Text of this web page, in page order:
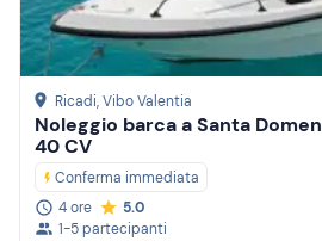
Ricadi, Vibo Valentia
Noleggio barca a Santa
40 CV
Conferma immediata
4 ore
5.0
1-5 partecipanti